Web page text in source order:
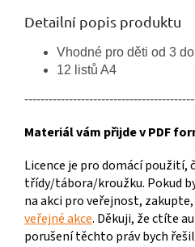
Detailní popis produktu
Vhodné pro děti od 3
12 listů A4
Materiál vám přijde v PDF
Licence je pro domácí použití,
třídy/tábora/kroužku. Pokud
na akci pro veřejnost,
veřejné akce. Děkuji, že ctíte
porušení těchto práv bych